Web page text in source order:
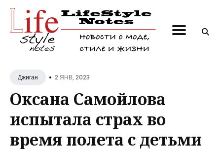
Поиск
Джиган • 2 ЯНВ, 2023
Оксана Самойлова
испытала страх во
время полета с детьми